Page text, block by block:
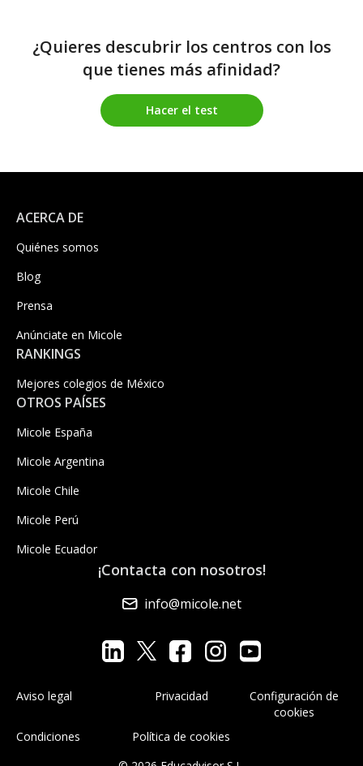
¿Quieres descubrir los centros con los
que tienes más afinidad?
Hacer el test
ACERCA DE
Quiénes somos
Blog
Prensa
Anúnciate en Micole
RANKINGS
Mejores colegios de México
OTROS PAÍSES
Micole España
Micole Argentina
Micole Chile
Micole Perú
Micole Ecuador
¡Contacta con nosotros!
info@micole.net
Aviso legal Privacidad
Configuración de
cookies
Condiciones
Política de cookies